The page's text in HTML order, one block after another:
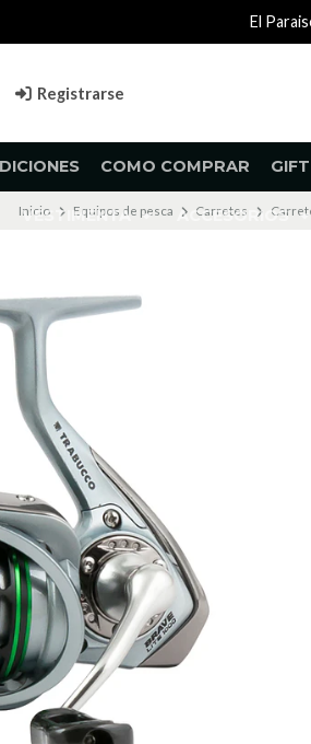
Registrarse
COMO COMPRAR
VESTIMENTA ACCESORIOS
El
Inicio Equipos de pesca Carretes